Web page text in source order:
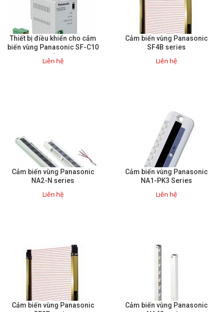
Thiết bị điều khiển cho cảm
biến vùng Panasonic SF-C10
series
Liên hệ
Cảm biến vùng Panasonic
SF4B series
Liên hệ
Cảm biến vùng Panasonic
NA2-N series
Liên hệ
Cảm biến vùng Panasonic
NA1-PK3 Series
Liên hệ
Cảm biến vùng Panasonic
Cảm biến vùng Panasonic